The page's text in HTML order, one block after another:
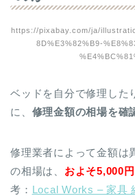
https://pixabay.com/ja/
8D%E3%82%B9-
ベッドを自分で修理した
に、 修理金額の相場を確
修理業者によって金額は
の相場は、 およそ5,000
考： Local Works – 家具